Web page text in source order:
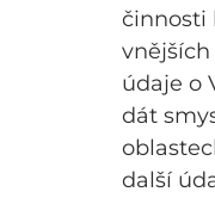
činnosti
údaje o
dát
další